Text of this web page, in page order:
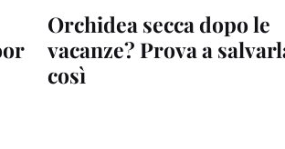
Orchidea secca dopo le
vacanze? Prova a
così